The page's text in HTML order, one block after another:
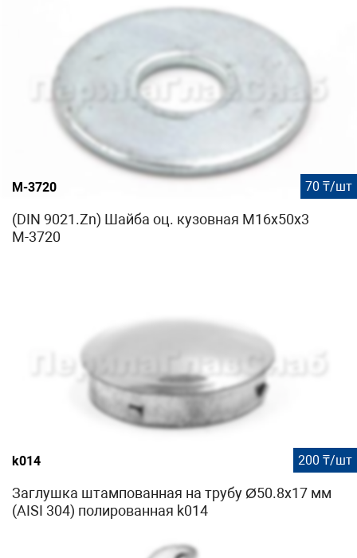
М-3720 70 ₸/шт
(DIN 9021.Zn) Шайба оц. кузовная М16х50х3
М-3720
k014 200 ₸/шт
Заглушка штампованная на трубу Ø50.8х17 мм
(AISI 304) полированная k014